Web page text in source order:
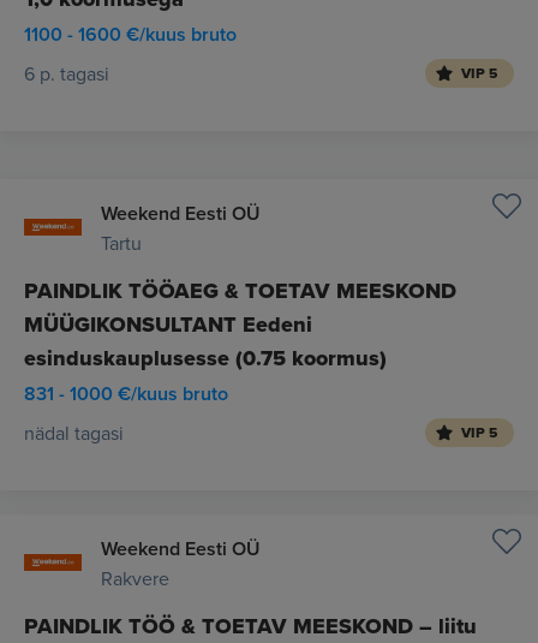
1100 - 1600 €/kuus bruto
6 p. tagasi VIP 5
Weekend Eesti OÜ
Tartu
PAINDLIK TÖÖAEG & TOETAV MEESKOND
MÜÜGIKONSULTANT Eedeni
esinduskauplusesse (0.75 koormus)
831 - 1000 €/kuus bruto
nädal tagasi VIP 5
Weekend Eesti OÜ
Rakvere
PAINDLIK TÖÖ & TOETAV MEESKOND – liitu